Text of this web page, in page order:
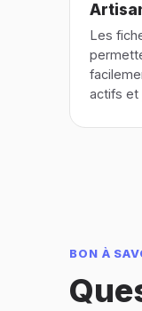
Les
actifs et
BON À